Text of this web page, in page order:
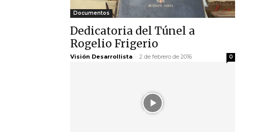
Documentos
Dedicatoria del Túnel a
Rogelio Frigerio
Visión Desarrollista - 2 de febrero de 2016 0